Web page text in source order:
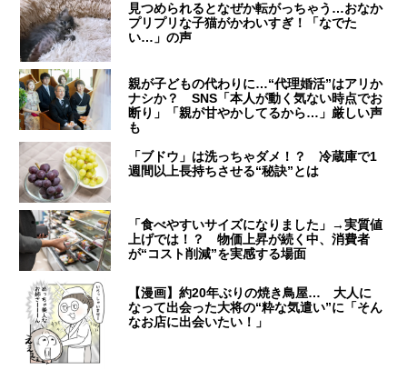
見つめられるとなぜか転がっちゃう…おなか
プリプリな子猫がかわいすぎ！「なでた
い…」の声
親が子どもの代わりに…“代理婚活”はアリか
ナシか？ SNS「本人が動く気ない時点でお
断り」「親が甘やかしてるから…」厳しい声
も
「ブドウ」は洗っちゃダメ！？ 冷蔵庫で1
週間以上長持ちさせる“秘訣”とは
「食べやすいサイズになりました」→実質値
上げでは！？ 物価上昇が続く中、消費者
が“コスト削減”を実感する場面
【漫画】約20年ぶりの焼き鳥屋… 大人に
なって出会った大将の“粋な気遣い”に「そん
なお店に出会いたい！」